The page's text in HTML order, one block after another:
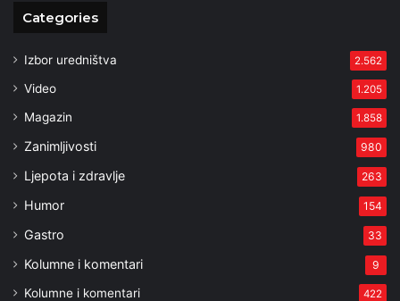
Categories
Izbor uredništva 2.562
Video 1.205
Magazin 1.858
Zanimljivosti 980
Ljepota i zdravlje 263
Humor 154
Gastro 33
Kolumne i komentari 9
Kolumne i komentari 422